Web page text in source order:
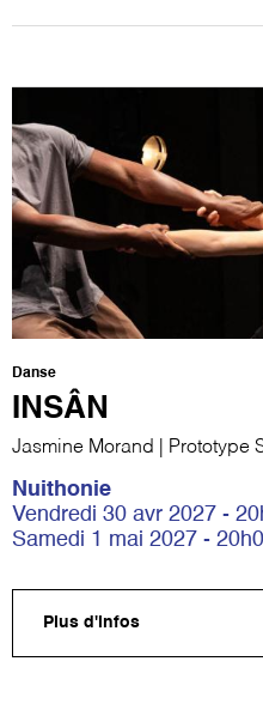
Danse
INSÂN
Jasmine Morand | Prototype
Nuithonie
Vendredi 30 avr 2027 -
Samedi 1 mai 2027 -
Plus d'infos